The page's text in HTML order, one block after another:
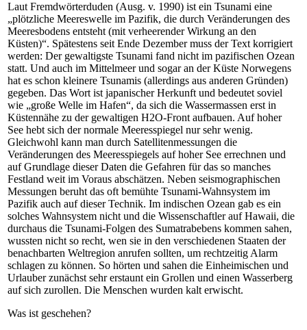
Laut Fremdwörterduden (Ausg. v. 1990) ist ein Tsunami eine
„plötzliche Meereswelle im Pazifik, die durch Veränderungen des
Meeresbodens entsteht (mit verheerender Wirkung an den
Küsten)“. Spätestens seit Ende Dezember muss der Text korrigiert
werden: Der gewaltigste Tsunami fand nicht im pazifischen Ozean
statt. Und auch im Mittelmeer und sogar an der Küste Norwegens
hat es schon kleinere Tsunamis (allerdings aus anderen Gründen)
gegeben. Das Wort ist japanischer Herkunft und bedeutet soviel
wie „große Welle im Hafen“, da sich die Wassermassen erst in
Küstennähe zu der gewaltigen H2O-Front aufbauen. Auf hoher
See hebt sich der normale Meeresspiegel nur sehr wenig.
Gleichwohl kann man durch Satellitenmessungen die
Veränderungen des Meeresspiegels auf hoher See errechnen und
auf Grundlage dieser Daten die Gefahren für das so manches
Festland weit im Voraus abschätzen. Neben seismographischen
Messungen beruht das oft bemühte Tsunami-Wahnsystem im
Pazifik auch auf dieser Technik. Im indischen Ozean gab es ein
solches Wahnsystem nicht und die Wissenschaftler auf Hawaii, die
durchaus die Tsunami-Folgen des Sumatrabebens kommen sahen,
wussten nicht so recht, wen sie in den verschiedenen Staaten der
benachbarten Weltregion anrufen sollten, um rechtzeitig Alarm
schlagen zu können. So hörten und sahen die Einheimischen und
Urlauber zunächst sehr erstaunt ein Grollen und einen Wasserberg
auf sich zurollen. Die Menschen wurden kalt erwischt.
Was ist geschehen?